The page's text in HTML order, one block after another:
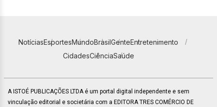
NotíciasEsportesMundoBrasilGenteEntretenimento
CidadesCiênciaSaúde
A ISTOÉ PUBLICAÇÕES LTDA é um portal digital independente e sem
vinculação editorial e societária com a EDITORA TRES COMÉRCIO DE